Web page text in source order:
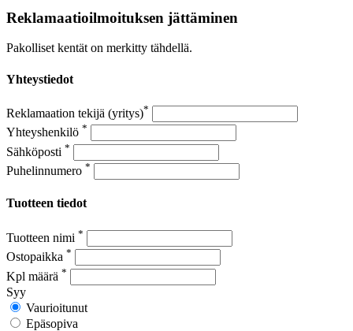
Reklamaatioilmoituksen jättäminen
Pakolliset kentät on merkitty tähdellä.
Yhteystiedot
Reklamaation tekijä (yritys)*
Yhteyshenkilö *
Sähköposti *
Puhelinnumero *
Tuotteen tiedot
Tuotteen nimi *
Ostopaikka *
Kpl määrä *
Syy
Vaurioitunut
Epäsopiva